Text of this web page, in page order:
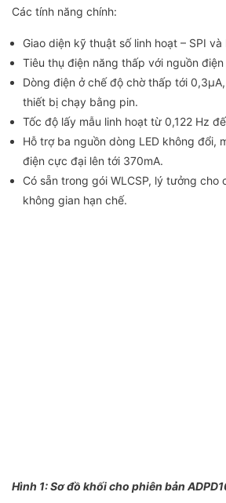
Các tính năng chính:
Giao diện kỹ thuật số linh hoạt – SPI và
Tiêu thụ điện năng thấp với nguồn điện
Dòng điện ở chế độ chờ thấp tới
thiết bị chạy bằng pin.
Tốc độ lấy mẫu linh hoạt từ 0,122 Hz
Hỗ trợ ba nguồn dòng LED không đổi,
điện cực đại lên tới 370mA.
Có sẵn trong gói WLCSP, lý tưởng cho
không gian hạn chế.
Hình 1: Sơ đồ khối cho phiên bản